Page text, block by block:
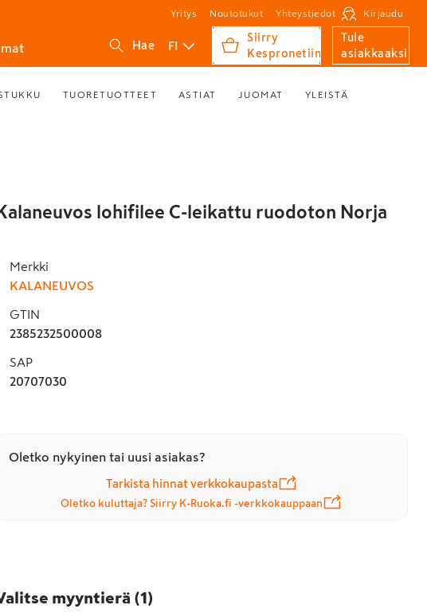
Yritys Noutotukut Yhteystiedot Kirjaudu
Hae FI
Siirry
Kespronetiin
Tule
asiakkaaksi
TUORETUOTTEET ASTIAT JUOMAT YLEISTÄ
lohifilee C-leikattu ruodoton Norja
Merkki
KALANEUVOS
GTIN
2385232500008
SAP
20707030
Oletko nykyinen tai uusi asiakas?
Tarkista hinnat verkkokaupasta
Oletko kuluttaja? Siirry K-Ruoka.fi -verkkokauppaan
myyntierä (1 )